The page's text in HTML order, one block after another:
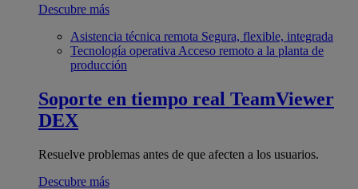
Descubre más
Asistencia técnica remota Segura, flexible, integrada
Tecnología operativa Acceso remoto a la planta de
producción
Soporte en tiempo real TeamViewer
DEX
Resuelve problemas antes de que afecten a los usuarios.
Descubre más